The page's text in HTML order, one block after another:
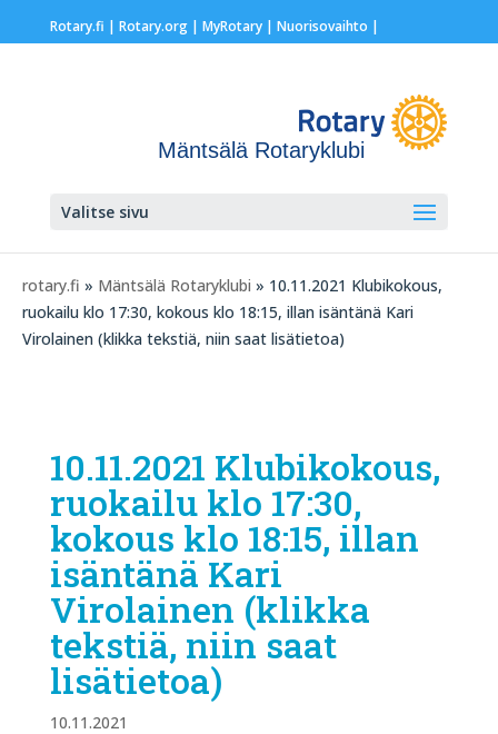
Rotary.fi | Rotary.org| MyRotary | Nuorisovaihto |
Mäntsälä Rotaryklubi
Valitse sivu
rotary.fi » Mäntsälä Rotaryklubi » 10.11.2021 Klubikokous,
ruokailu klo 17:30, kokous klo 18:15, illan isäntänä Kari
Virolainen (klikka tekstiä, niin saat lisätietoa)
10.11.2021 Klubikokous,
ruokailu klo 17:30,
kokous klo 18:15, illan
isäntänä Kari
Virolainen (klikka
tekstiä, niin saat
lisätietoa)
10.11.2021